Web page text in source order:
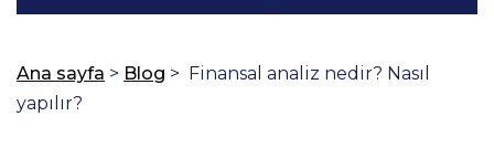
Ana sayfa > Blog > Finansal analiz nedir? Nasıl
yapılır?